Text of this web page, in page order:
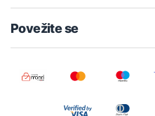
Povežite se